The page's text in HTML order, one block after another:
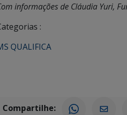
informações de Cláudia Yuri,
:
QUALIFICA
Compartilhe: